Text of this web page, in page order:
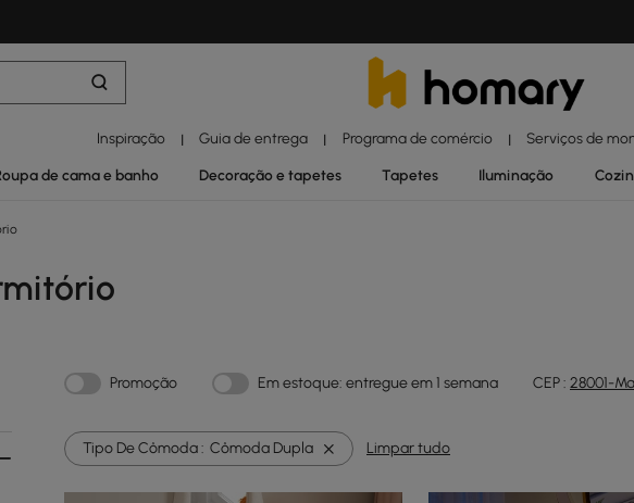
Inspiração | Guia de entrega | Programa de comércio | Serviços de
de cama e banho Decoração e tapetes Tapetes Iluminação
Promoção Em estoque: entregue em 1 semana CEP : 28001-
Tipo De Cômoda : Cômoda Dupla Limpar tudo